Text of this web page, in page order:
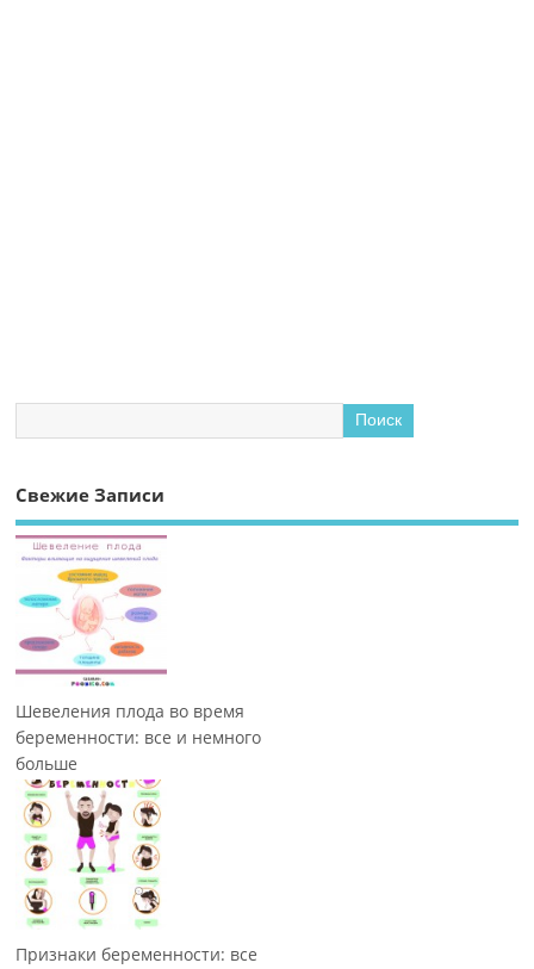
Свежие Записи
Шевеления плода во время
беременности: все и немного
больше
Признаки беременности: все